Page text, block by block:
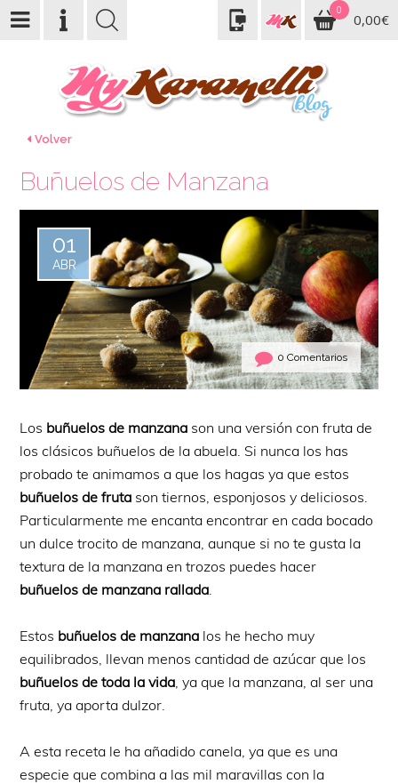
0
0,00€
Volver
Buñuelos de Manzana
01
ABR
0 Comentarios
Los buñuelos de manzana son una versión con fruta de
los clásicos buñuelos de la abuela. Si nunca los has
probado te animamos a que los hagas ya que estos
buñuelos de fruta son tiernos, esponjosos y deliciosos.
Particularmente me encanta encontrar en cada bocado
un dulce trocito de manzana, aunque si no te gusta la
textura de la manzana en trozos puedes hacer
buñuelos de manzana rallada
Estos buñuelos de manzana los he hecho muy
equilibrados, llevan menos cantidad de azúcar que los
buñuelos de toda la vida , ya que la manzana, al ser una
fruta, ya aporta dulzor.
A esta receta le ha añadido canela, ya que es una
especie que combina a las mil maravillas con la